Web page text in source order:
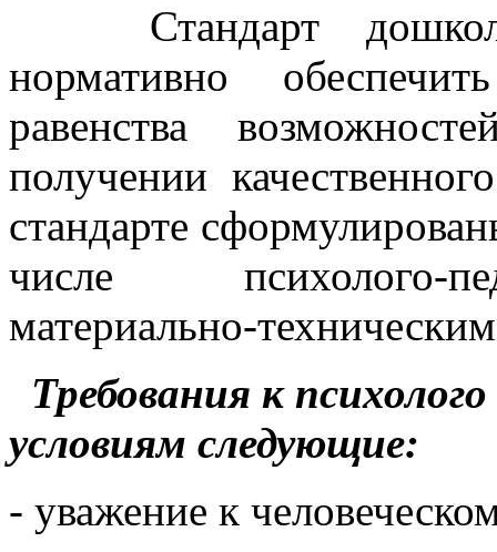
Стандарт
нормативно
равенства
получении
стандарте
числе психолого-
материально-
Требования к
условиям следующие:
- уважение к